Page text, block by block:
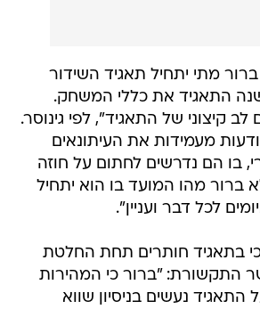
מתי יתחיל תאגיד השידור
התאגיד את כללי המשחק.
קיצוני של התאגיד", לפי גינוסר.
מעמידות את העיתונאים
בו הם נדרשים לחתום על חוזה
ברור מהו המועד בו הוא יתחיל
לכל דבר ועניין".
כי בתאגיד חותרים תחת החלטת
התקשורת: "ברור כי המהירות
התאגיד נעשים בניסיון שווא